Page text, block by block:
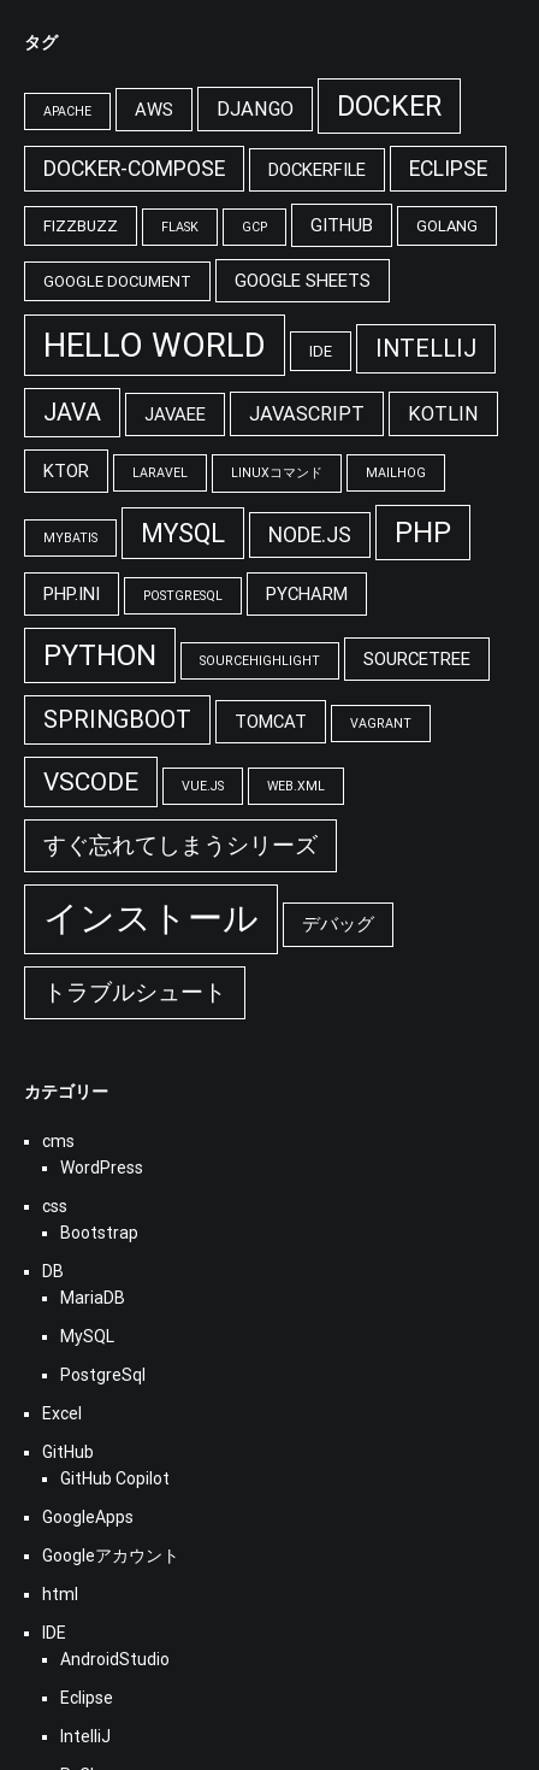
タグ
APACHE AWS DJANGO DOCKER
DOCKER-COMPOSE DOCKERFILE ECLIPSE
FIZZBUZZ FLASK GCP GITHUB GOLANG
GOOGLE DOCUMENT GOOGLE SHEETS
HELLO WORLD IDE INTELLIJ
JAVA JAVAEE JAVASCRIPT KOTLIN
KTOR LARAVEL LINUXコマンド MAILHOG
MYBATIS MYSQL NODE.JS PHP
PHP.INI POSTGRESQL PYCHARM
PYTHON SOURCEHIGHLIGHT SOURCETREE
SPRINGBOOT TOMCAT VAGRANT
VSCODE VUE.JS WEB.XML
すぐ忘れてしまうシリーズ
インストール デバッグ
トラブルシュート
カテゴリー
cms
WordPress
css
Bootstrap
DB
MariaDB
MySQL
PostgreSql
Excel
GitHub
GitHub Copilot
GoogleApps
Googleアカウント
html
IDE
AndroidStudio
Eclipse
IntelliJ